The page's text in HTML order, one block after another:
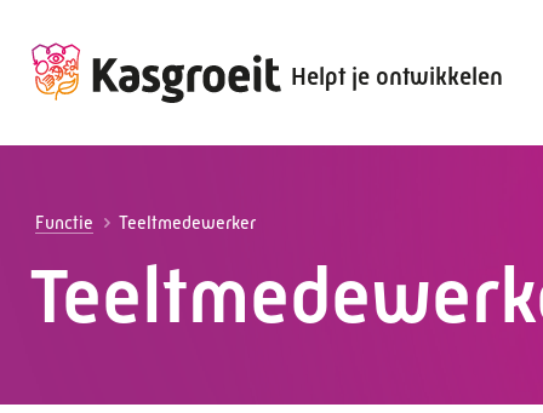
Helpt je ontwikkelen
Alles voor de werkgever
Alles voor de werknemer
Functie Teeltmedewerker